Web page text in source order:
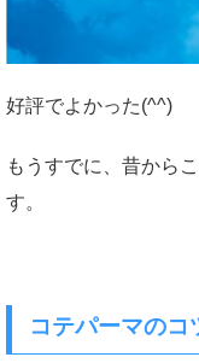
好評でよかった(^^)
もうすでに、昔から
す。
コテパーマのコ